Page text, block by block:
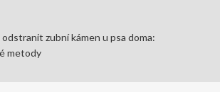
odstranit zubní kámen u psa doma:
metody